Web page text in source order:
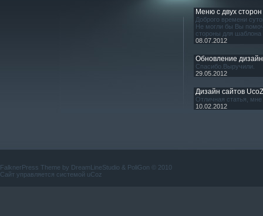
Меню с двух
Доброго времени
Не могли бы Вы
стороны для шаблона
08.07.2012
Обновление
Спасибо.Выручили.
29.05.2012
Дизайн сайтов UcoZ
Отличная статья,
10.02.2012
FalknerPress Theme by DreamLineStudio & PoliGon © 2010
Сайт управляется системой uCoz